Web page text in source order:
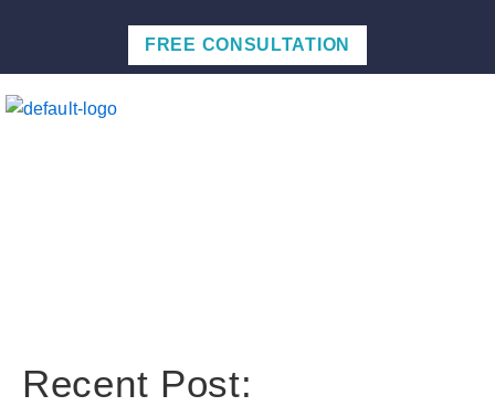
FREE CONSULTATION
Recent Post: